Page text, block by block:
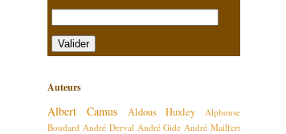
Auteurs
Albert Camus Aldous Huxley
Alphonse
Boudard André Derval André Gide André Mailfert